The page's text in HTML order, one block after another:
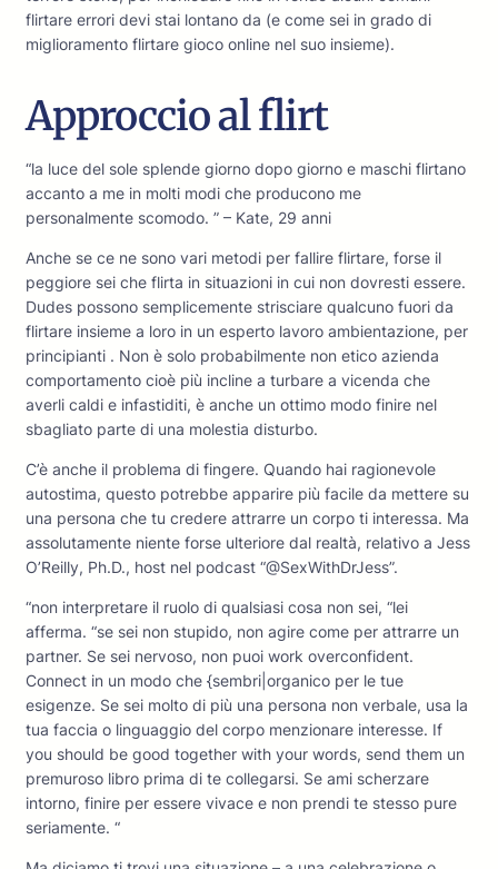
flirtare errori devi stai lontano da (e come sei in grado di
miglioramento flirtare gioco online nel suo insieme).
Approccio al flirt
“la luce del sole splende giorno dopo giorno e maschi flirtano
accanto a me in molti modi che producono me
personalmente scomodo. ” – Kate, 29 anni
Anche se ce ne sono vari metodi per fallire flirtare, forse il
peggiore sei che flirta in situazioni in cui non dovresti essere.
Dudes possono semplicemente strisciare qualcuno fuori da
flirtare insieme a loro in un esperto lavoro ambientazione, per
principianti . Non è solo probabilmente non etico azienda
comportamento cioè più incline a turbare a vicenda che
averli caldi e infastiditi, è anche un ottimo modo finire nel
sbagliato parte di una molestia disturbo.
C’è anche il problema di fingere. Quando hai ragionevole
autostima, questo potrebbe apparire più facile da mettere su
una persona che tu credere attrarre un corpo ti interessa. Ma
assolutamente niente forse ulteriore dal realtà, relativo a Jess
O’Reilly, Ph.D., host nel podcast “@SexWithDrJess”.
“non interpretare il ruolo di qualsiasi cosa non sei, “lei
afferma. “se sei non stupido, non agire come per attrarre un
partner. Se sei nervoso, non puoi work overconfident.
Connect in un modo che {sembri|organico per le tue
esigenze. Se sei molto di più una persona non verbale, usa la
tua faccia o linguaggio del corpo menzionare interesse. If
you should be good together with your words, send them un
premuroso libro prima di te collegarsi. Se ami scherzare
intorno, finire per essere vivace e non prendi te stesso pure
seriamente. “